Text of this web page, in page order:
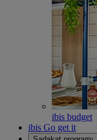
ibis budget
ibis Go get it